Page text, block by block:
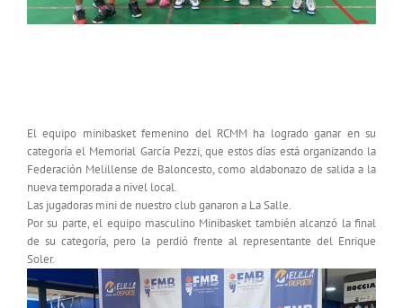
El equipo minibasket femenino del RCMM ha logrado ganar en su
categoría el Memorial García Pezzi, que estos días está organizando la
Federación Melillense de Baloncesto, como aldabonazo de salida a la
nueva temporada a nivel local.
Las jugadoras mini de nuestro club ganaron a La Salle.
Por su parte, el equipo masculino Minibasket también alcanzó la final
de su categoría, pero la perdió frente al representante del Enrique
Soler.